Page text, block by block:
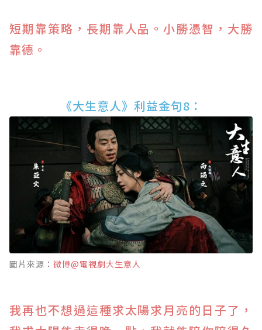
短期靠策略，長期靠人品。小勝憑智，大勝
靠德。
《大生意人》利益金句8：
圖片來源： 微博@電視劇大生意人
我再也不想過這種求太陽求月亮的日子了，